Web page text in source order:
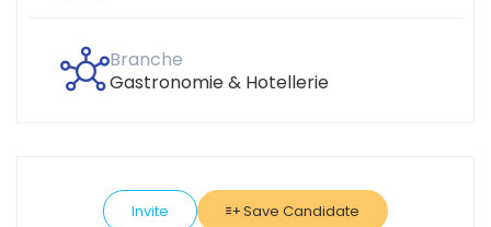
Branche
Gastronomie & Hotellerie
Invite Save Candidate